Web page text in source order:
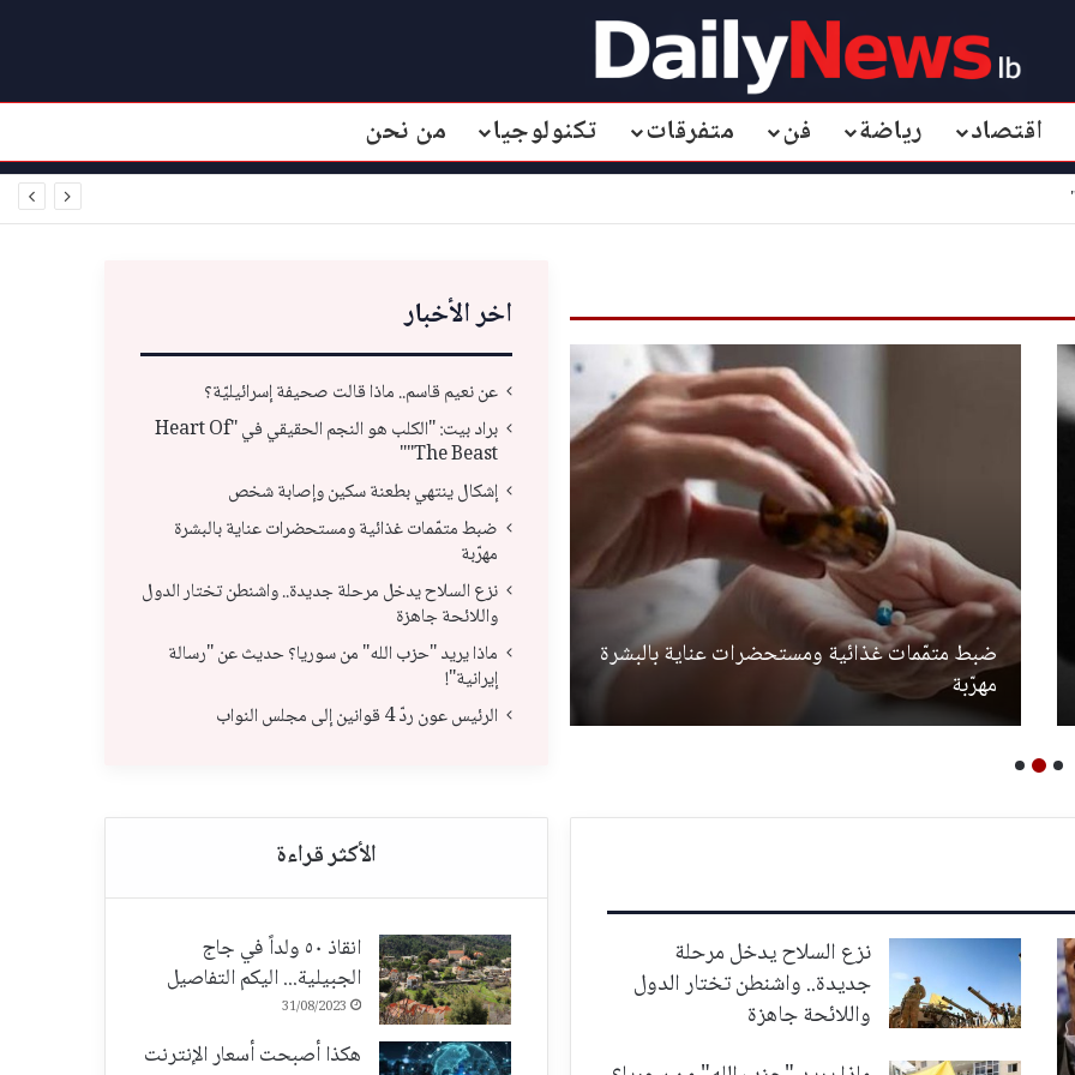
اقتصاد رياضة فن متفرقات تكنولوجيا من نحن
ضبط متمّمات غذائية ومستحضرات عناية بالبشرة
مهرّبة
نزع السلاح يدخل مرحلة جديدة.. واشنطن تختار
الدول واللائحة جاهزة
اخر الأخبار
عن نعيم قاسم.. ماذا قالت صحيفة إسرائيليّة؟
براد بيت: "الكلب هو النجم الحقيقي في "Heart Of
The Beast""
إشكال ينتهي بطعنة سكين وإصابة شخص
ضبط متمّمات غذائية ومستحضرات عناية بالبشرة
مهرّبة
نزع السلاح يدخل مرحلة جديدة.. واشنطن تختار الدول
واللائحة جاهزة
ماذا يريد "حزب الله" من سوريا؟ حديث عن "رسالة
إيرانية"!
الرئيس عون ردّ 4 قوانين إلى مجلس النواب
نزع السلاح يدخل مرحلة
جديدة.. واشنطن تختار الدول
واللائحة جاهزة
انقاذ ٥٠ ولداً في جاج
الجبيلية... اليكم التفاصيل
31/08/2023
هكذا أصبحت أسعار الإنترنت